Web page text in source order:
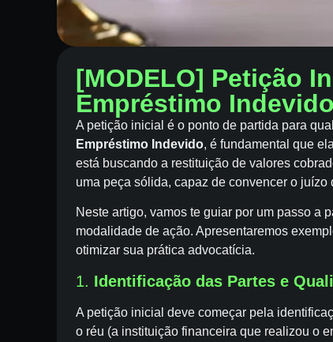
[MODELO] Petição
Empréstimo
A petição inicial é o ponto de partida para
Empréstimo Indevido, é fundamental que
está buscando a restituição de valores
uma peça sólida, capaz de convencer o juízo
Neste artigo, vamos te guiar por um passo a
modalidade de ação. Apresentaremos
otimizar sua prática advocatícia.
1. Identificação das Partes e
A petição inicial deve começar pela
o réu (a instituição financeira que realizou o